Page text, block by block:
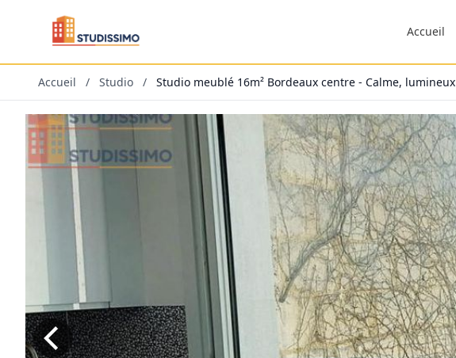
Accueil
Accueil / Studio / Studio meublé 16m² Bordeaux centre - Calme, lumineux